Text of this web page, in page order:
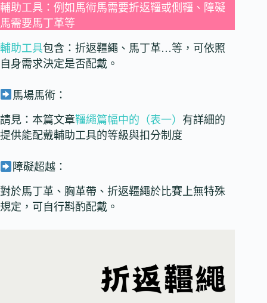
輔助工具：例如馬術馬需要折返韁或側韁、障礙
馬需要馬丁革等
輔助工具包含：折返韁繩、馬丁革…等，可依照
自身需求決定是否配戴。
馬場馬術：
請見：本篇文章韁繩篇幅中的（表一） 有詳細的
提供能配戴輔助工具的等級與扣分制度
障礙超越：
對於馬丁革、胸革帶、折返韁繩於比賽上無特殊
規定，可自行斟酌配戴。